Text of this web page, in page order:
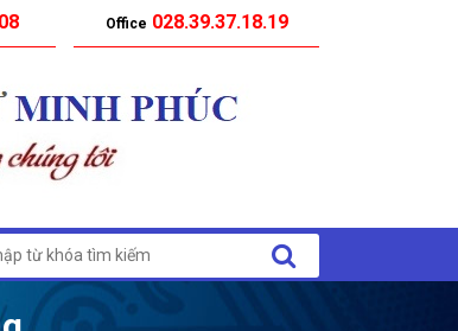
Office 028.39.37.18.19